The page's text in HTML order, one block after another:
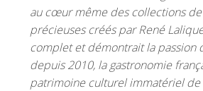
au cœur même des collections de
précieuses créés par René
complet et démontrait la
depuis 2010, la gastronomie
patrimoine culturel immatériel de